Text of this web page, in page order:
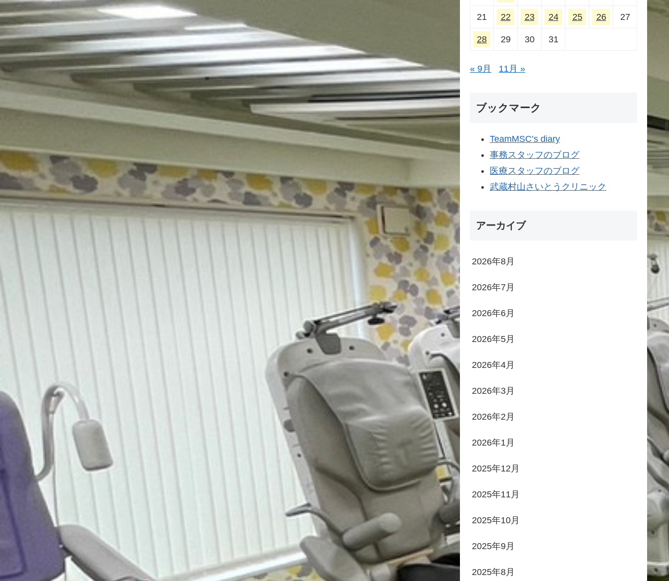
21 22 23 24 25 26 27
28 29 30 31
« 9月 11月 »
ブックマーク
TeamMSC’s diary
事務スタッフのブログ
医療スタッフのブログ
武蔵村山さいとうクリニック
アーカイブ
2026年8月
2026年7月
2026年6月
2026年5月
2026年4月
2026年3月
2026年2月
2026年1月
2025年12月
2025年11月
2025年10月
2025年9月
2025年8月